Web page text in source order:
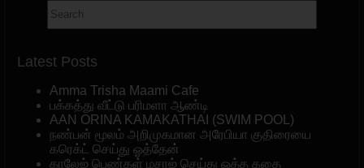
Latest Posts
Amma Trisha Maami Cafe
பக்கத்து வீட்டு பரிமளா ஆண்டி
AAN ORINA KAMAKATHAI (SWIM POOL)
நண்பன் மூலம் அறிமுகமான அரேபியா குதிரையை
கரெக்ட் செய்து ஓத்தேன்
காலேஜ் பெண்கள் மசாஜ் செய்து ஒத்த கதை